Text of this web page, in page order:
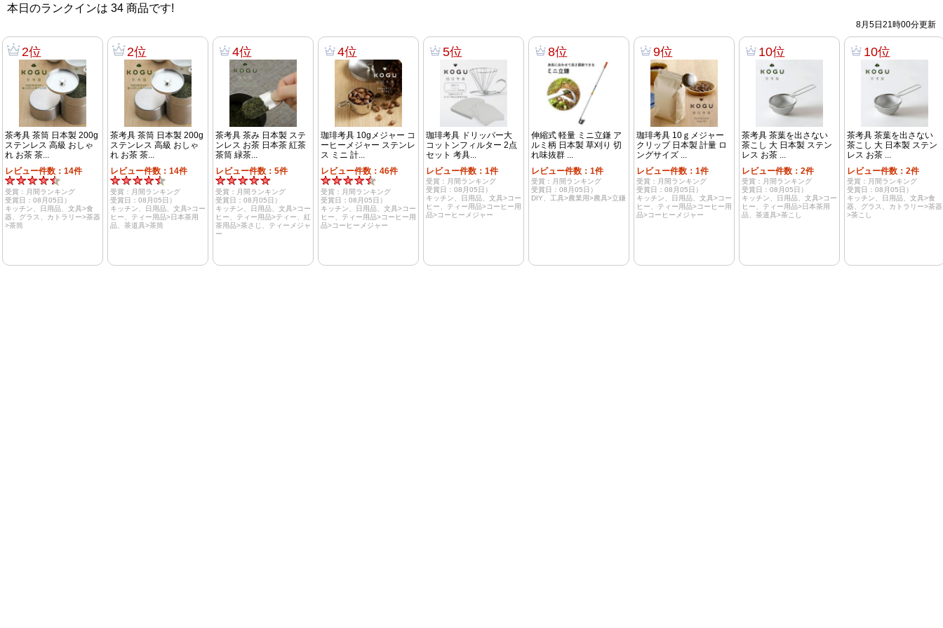
本日のランクインは 34 商品です!
8月5日21時00分更新
2位
茶考具 茶筒 日本製 200g
ステンレス 高級 おしゃ
れ お茶 茶...
レビュー件数：14件
受賞：月間ランキング
受賞日：08月05日）
キッチン、日用品、文具>食
器、グラス、カトラリー>茶器
>茶筒
2位
茶考具 茶筒 日本製 200g
ステンレス 高級 おしゃ
れ お茶 茶...
レビュー件数：14件
受賞：月間ランキング
受賞日：08月05日）
キッチン、日用品、文具>コー
ヒー、ティー用品>日本茶用
品、茶道具>茶筒
4位
茶考具 茶み 日本製 ステ
ンレス お茶 日本茶 紅茶
茶筒 緑茶...
レビュー件数：5件
受賞：月間ランキング
受賞日：08月05日）
キッチン、日用品、文具>コー
ヒー、ティー用品>ティー、紅
茶用品>茶さじ、ティーメジャ
ー
4位
珈琲考具 10gメジャー コ
ーヒーメジャー ステンレ
ス ミニ 計...
レビュー件数：46件
受賞：月間ランキング
受賞日：08月05日）
キッチン、日用品、文具>コー
ヒー、ティー用品>コーヒー用
品>コーヒーメジャー
5位
珈琲考具 ドリッパー大
コットンフィルター 2点
セット 考具...
レビュー件数：1件
受賞：月間ランキング
受賞日：08月05日）
キッチン、日用品、文具>コー
ヒー、ティー用品>コーヒー用
品>コーヒーメジャー
8位
伸縮式 軽量 ミニ立鎌 ア
ルミ柄 日本製 草刈り 切
れ味抜群 ...
レビュー件数：1件
受賞：月間ランキング
受賞日：08月05日）
DIY、工具>農業用>農具>立鎌
9位
珈琲考具 10ｇメジャー
クリップ 日本製 計量 ロ
ングサイズ ...
レビュー件数：1件
受賞：月間ランキング
受賞日：08月05日）
キッチン、日用品、文具>コー
ヒー、ティー用品>コーヒー用
品>コーヒーメジャー
10位
茶考具 茶葉を出さない
茶こし 大 日本製 ステン
レス お茶 ...
レビュー件数：2件
受賞：月間ランキング
受賞日：08月05日）
キッチン、日用品、文具>コー
ヒー、ティー用品>日本茶用
品、茶道具>茶こし
10位
茶考具 茶葉を出さない
茶こし 大 日本製 ステン
レス お茶 ...
レビュー件数：2件
受賞：月間ランキング
受賞日：08月05日）
キッチン、日用品、文具>食
器、グラス、カトラリー>茶器
>茶こし